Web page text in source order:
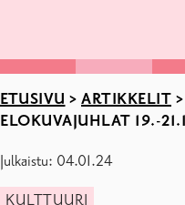
ETUSIVU > ARTIKKELIT >
ELOKUVAJUHLAT 19.-
Julkaistu: 04.01.24
KULTTUURI